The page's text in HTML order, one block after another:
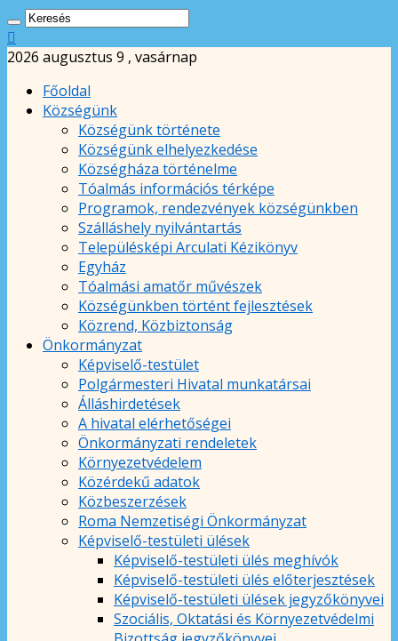
2026 augusztus 9 , vasárnap
Főoldal
Községünk
Községünk története
Községünk elhelyezkedése
Községháza történelme
Tóalmás információs térképe
Programok, rendezvények községünkben
Szálláshely nyilvántartás
Településképi Arculati Kézikönyv
Egyház
Tóalmási amatőr művészek
Községünkben történt fejlesztések
Közrend, Közbiztonság
Önkormányzat
Képviselő-testület
Polgármesteri Hivatal munkatársai
Álláshirdetések
A hivatal elérhetőségei
Önkormányzati rendeletek
Környezetvédelem
Közérdekű adatok
Közbeszerzések
Roma Nemzetiségi Önkormányzat
Képviselő-testületi ülések
Képviselő-testületi ülés meghívók
Képviselő-testületi ülés előterjesztések
Képviselő-testületi ülések jegyzőkönyvei
Szociális, Oktatási és Környezetvédelmi